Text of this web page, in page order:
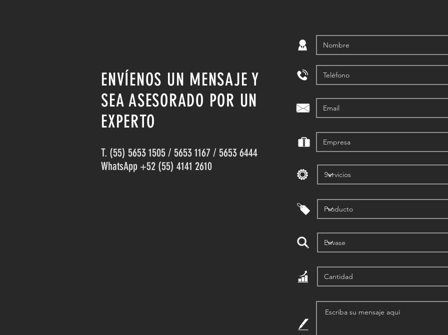
ENVÍENOS UN MENSAJE Y
SEA ASESORADO POR UN
EXPERTO
T. (55) 5653 1505 / 5653 1167 / 5653 6444
WhatsApp +52 (55) 4141 2610